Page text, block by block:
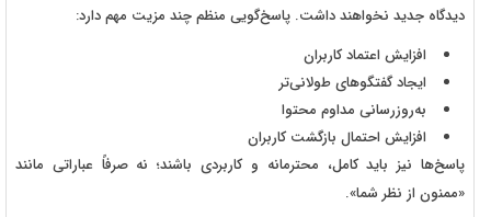
دیدگاه جدید نخواهند داشت. پاسخ‌گویی منظم چند مزیت مهم دارد:
افزایش اعتماد کاربران
ایجاد گفتگوهای طولانی‌تر
به‌روزرسانی مداوم محتوا
افزایش احتمال بازگشت کاربران
پاسخ‌ها نیز باید کامل، محترمانه و کاربردی باشند؛ نه صرفاً عباراتی مانند
«ممنون از نظر شما».